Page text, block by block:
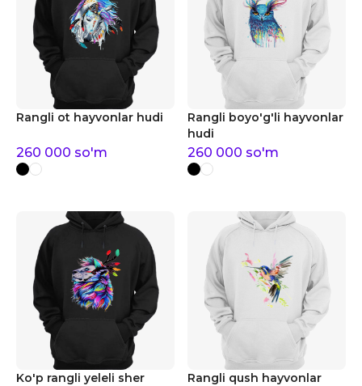
Rangli ot hayvonlar hudi
260 000 so'm
Rangli boyo'g'li hayvonlar
hudi
260 000 so'm
Ko'p rangli yeleli sher
Rangli qush hayvonlar